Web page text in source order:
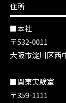
住所
■本社
〒532-0011
大阪市淀川区
■関東実験室
〒359-1111